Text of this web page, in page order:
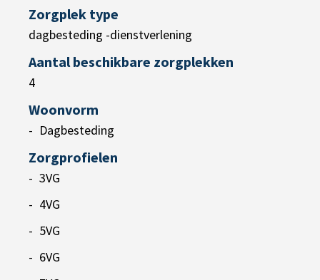
Zorgplek type
dagbesteding -dienstverlening
Aantal beschikbare zorgplekken
4
Woonvorm
Dagbesteding
Zorgprofielen
3VG
4VG
5VG
6VG